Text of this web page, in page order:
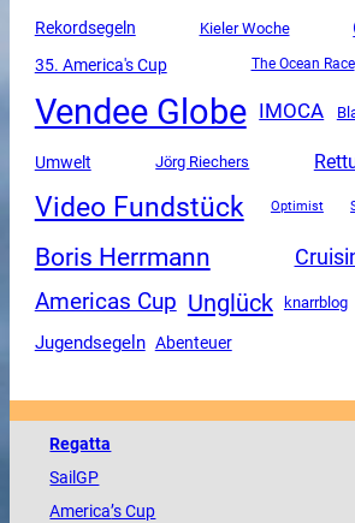
Rekordsegeln Kieler Woche
35. America's Cup The Ocean Race
Vendee Globe IMOCA
Umwelt Jörg Riechers
Video Fundstück Optimist
Boris Herrmann
Americas Cup Unglück knarrblog
Jugendsegeln Abenteuer
Regatta
SailGP
America’s Cup